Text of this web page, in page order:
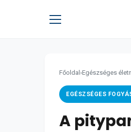
Főoldal ›Egészséges
EGÉSZSÉGES
A